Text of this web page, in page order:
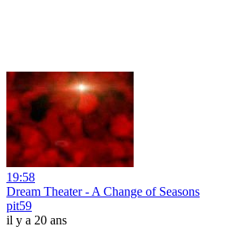
19:58
Dream Theater - A Change of Seasons
pit59
il y a 20 ans